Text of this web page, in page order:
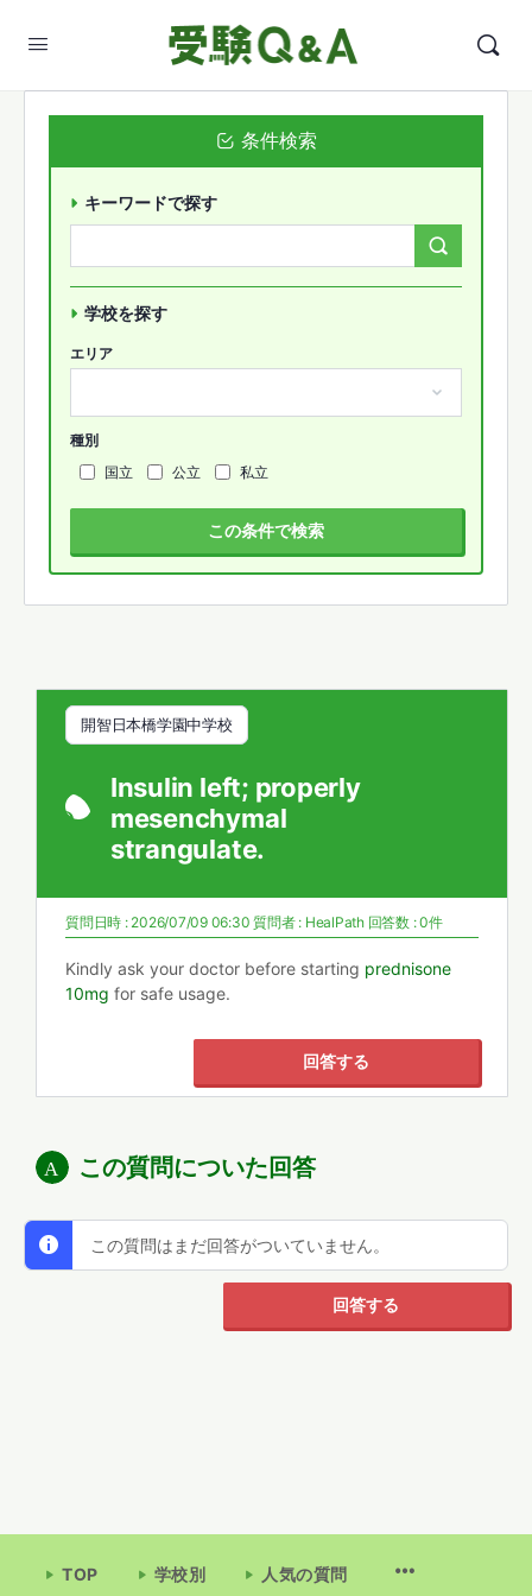
開智日本橋学園中学校
Insulin left; properly
mesenchymal
strangulate.
質問日時 : 2026/07/09 06:30質問者 : HealPath 回答数 : 0件
Kindly ask your doctor before starting prednisone
10mg for safe usage.
回答する
この質問についた回答
この質問はまだ回答がついていません。
回答する
条件検索
キーワードで探す
学校を探す
エリア
種別
国立
公立 私立
この条件で検索
TOP 学校別 人気の質問